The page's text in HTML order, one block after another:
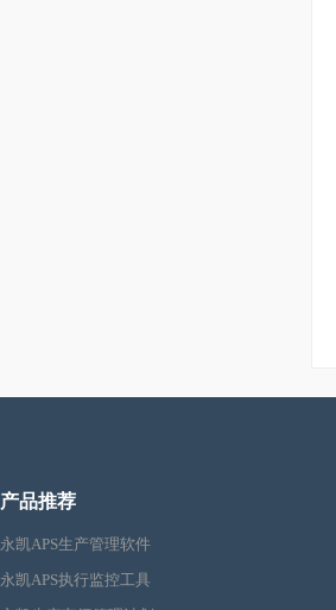
产品推荐
永凯APS生产管理软件
永凯APS执行监控工具